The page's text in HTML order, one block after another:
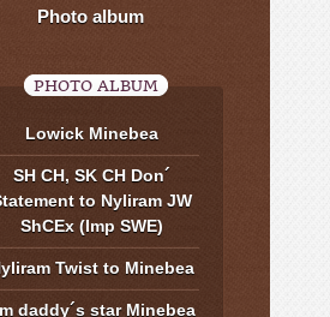
Photo album
PHOTO ALBUM
Lowick Minebea
SH CH, SK CH Don´
to Nyliram JW
ShCEx (Imp SWE)
Twist to Minebea
daddy´s star Minebea